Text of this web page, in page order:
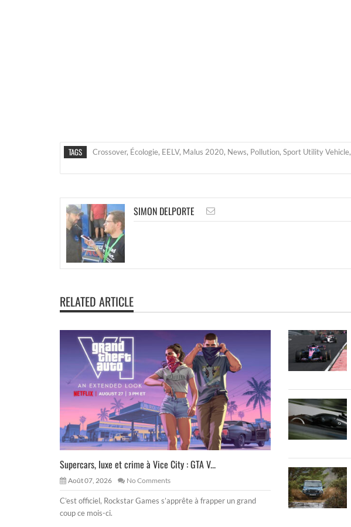
TAGS Crossover, Écologie, EELV, Malus 2020, News, Pollution, Sport Utility Vehicle,
SIMON DELPORTE
RELATED ARTICLE
Supercars, luxe et crime à Vice City : GTA V...
Août 07, 2026 No Comments
C’est officiel, Rockstar Games s’apprête à frapper un grand
coup ce mois-ci.